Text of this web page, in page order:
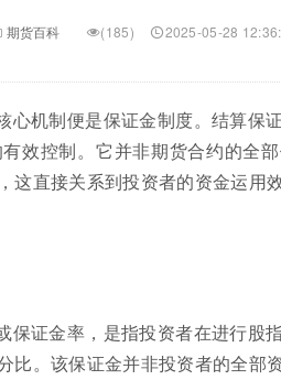
期货百科 (185) 2025-05-28
心机制便是保证金制度。结算保
效控制。它并非期货合约的全
这直接关系到投资者的资金运用
保证金率，是指投资者在进行股
比。该保证金并非投资者的全部